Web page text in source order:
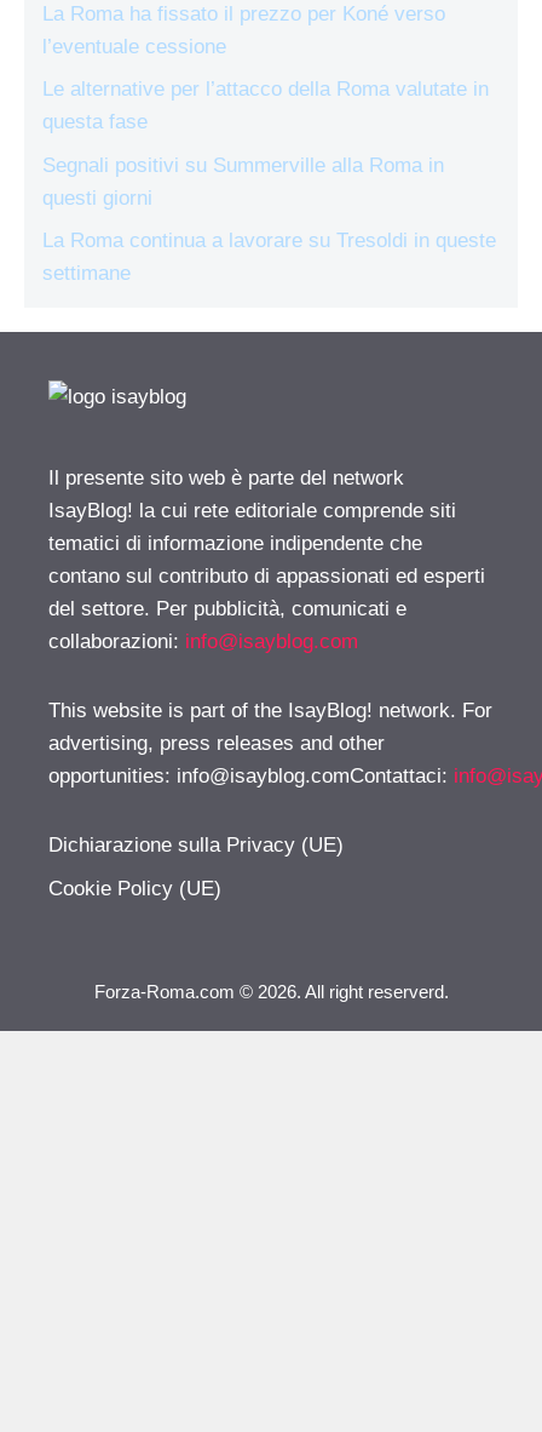
La Roma ha fissato il prezzo per Koné verso
l’eventuale cessione
Le alternative per l’attacco della Roma valutate in
questa fase
Segnali positivi su Summerville alla Roma in
questi giorni
La Roma continua a lavorare su Tresoldi in queste
settimane
Il presente sito web è parte del network
IsayBlog! la cui rete editoriale comprende siti
tematici di informazione indipendente che
contano sul contributo di appassionati ed esperti
del settore. Per pubblicità, comunicati e
collaborazioni: info@isayblog.com
This website is part of the IsayBlog! network. For
advertising, press releases and other
opportunities: info@isayblog.comContattaci:
Dichiarazione sulla Privacy (UE)
Cookie Policy (UE)
Forza-Roma.com © 2026. All right reserverd.